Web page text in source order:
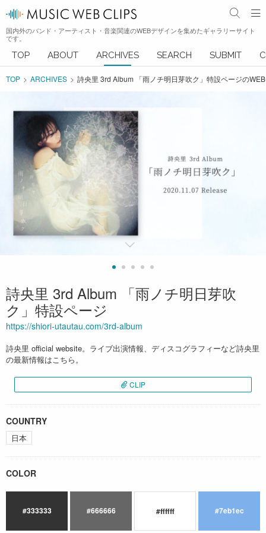
国内外のバンド・アーティスト・音楽関連のWEBデザインを集めたギャラリーサイト
です。
TOP ABOUT ARCHIVES SEARCH SUBMIT
TOP ARCHIVES 詩央里 3rd Album 「雨ノチ明日芽吹ク」特設ページの
詩央里 3rd Album 「雨ノチ明日芽吹
ク」特設ページ
https://shiori-utautau.com/3rd-album
詩央里 official website。ライブ出演情報、ディスコグラフィーなど詩央里
の最新情報はこちら。
CLIP
COUNTRY
日本
COLOR
#333333 #666666 #ffffff #7eb1ec